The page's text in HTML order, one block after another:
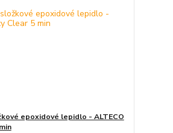
epoxidové lepidlo - ALTECO